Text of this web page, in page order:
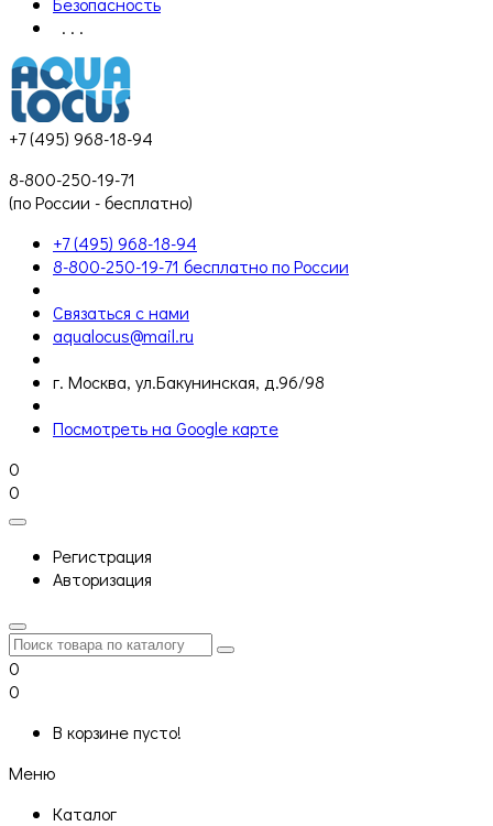
. . .
+7 (495) 968-18-94
8-800-250-19-71
(по России - бесплатно)
+7 (495) 968-18-94
8-800-250-19-71 бесплатно по России
Связаться с нами
aqualocus@mail.ru
г. Москва, ул.Бакунинская, д.96/98
Посмотреть на Google карте
0
0
Регистрация
Авторизация
0
0
В корзине пусто!
Меню
Каталог